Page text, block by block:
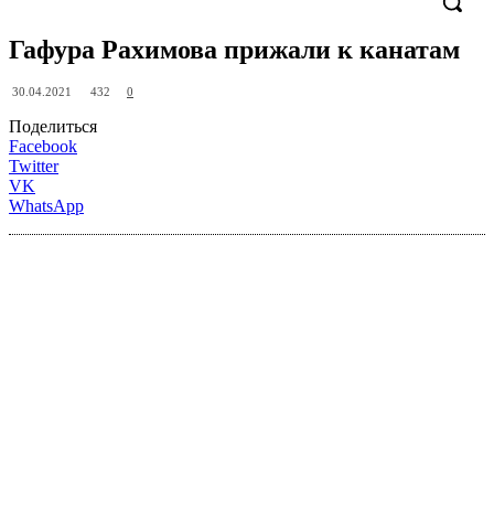
Гафура Рахимова прижали к канатам
30.04.2021 432 0
Поделиться
Facebook
Twitter
VK
WhatsApp